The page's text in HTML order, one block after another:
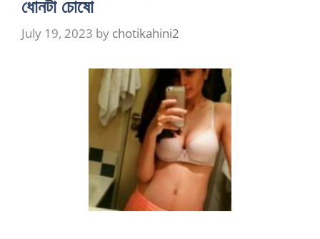
ধোনটা চোষো
July 19, 2023 by chotikahini2